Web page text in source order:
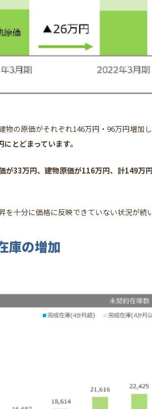
物の原価がそれぞれ146万円・96万円増加し
とどまっています。
が33万円、建物原価が116万円、計149万
を十分に価格に反映できていない状況が続
庫の増加